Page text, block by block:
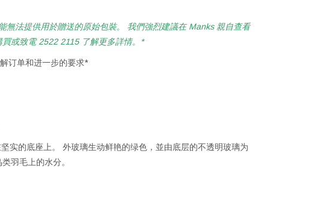
無法提供用於贈送的原始包裝。 我們強烈建議在 Manks 親自查看
或致電 2522 2115 了解更多詳情。*
订单和进一步的要求*
实的底座上。 外玻璃生动鲜艳的绿色，並由底层的不透明玻璃为
羽毛上的水分。